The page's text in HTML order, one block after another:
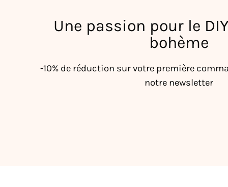
Une passion pour le
bohème
-10% de réduction sur votre première
notre newsletter